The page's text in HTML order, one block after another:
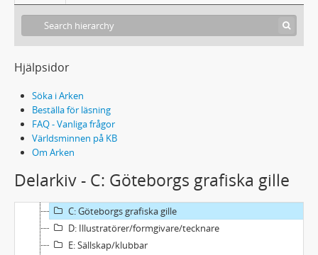
Hjälpsidor
Söka i Arken
Beställa för läsning
FAQ - Vanliga frågor
Världsminnen på KB
Om Arken
Delarkiv - C: Göteborgs grafiska gille
A: Boktryckerier
B: Läroverk (för boktryckeri och grafik)
C: Göteborgs grafiska gille
D: Illustratörer/formgivare/tecknare
E: Sällskap/klubbar